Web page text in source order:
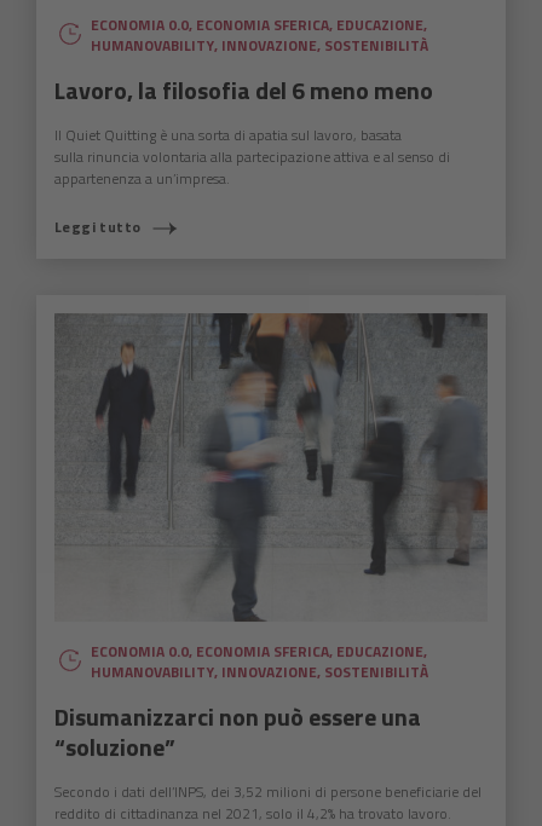
ECONOMIA 0.0, ECONOMIA SFERICA, EDUCAZIONE,
HUMANOVABILITY, INNOVAZIONE, SOSTENIBILITÀ
Lavoro, la filosofia del 6 meno meno
Il Quiet Quitting è una sorta di apatia sul lavoro, basata
sulla rinuncia volontaria alla partecipazione attiva e al senso di
appartenenza a un’impresa.
Leggi tutto
ECONOMIA 0.0, ECONOMIA SFERICA, EDUCAZIONE,
HUMANOVABILITY, INNOVAZIONE, SOSTENIBILITÀ
Disumanizzarci non può essere una
“soluzione”
Secondo i dati dell’INPS, dei 3,52 milioni di persone beneficiarie del
reddito di cittadinanza nel 2021, solo il 4,2% ha trovato lavoro.